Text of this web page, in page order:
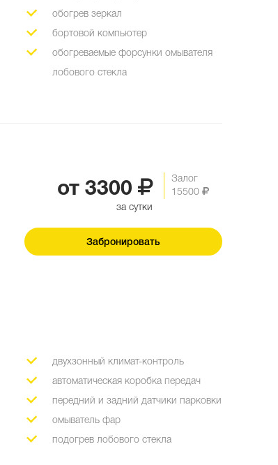
обогрев зеркал
бортовой компьютер
обогреваемые форсунки омывателя
лобового стекла
от 3300
за сутки
Залог
15500
Забронировать
двухзонный климат-контроль
автоматическая коробка передач
передний и задний датчики парковки
омыватель фар
подогрев лобового стекла